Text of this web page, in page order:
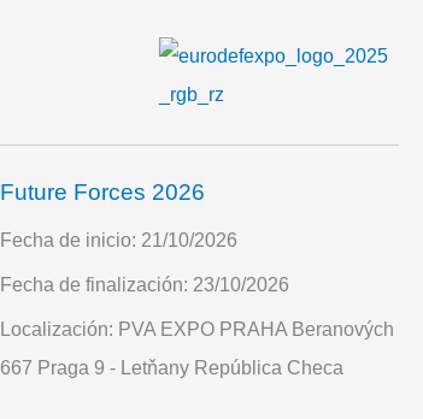
Future Forces 2026
Fecha de inicio: 21/10/2026
Fecha de finalización: 23/10/2026
Localización: PVA EXPO PRAHA Beranových
667 Praga 9 - Letňany República Checa